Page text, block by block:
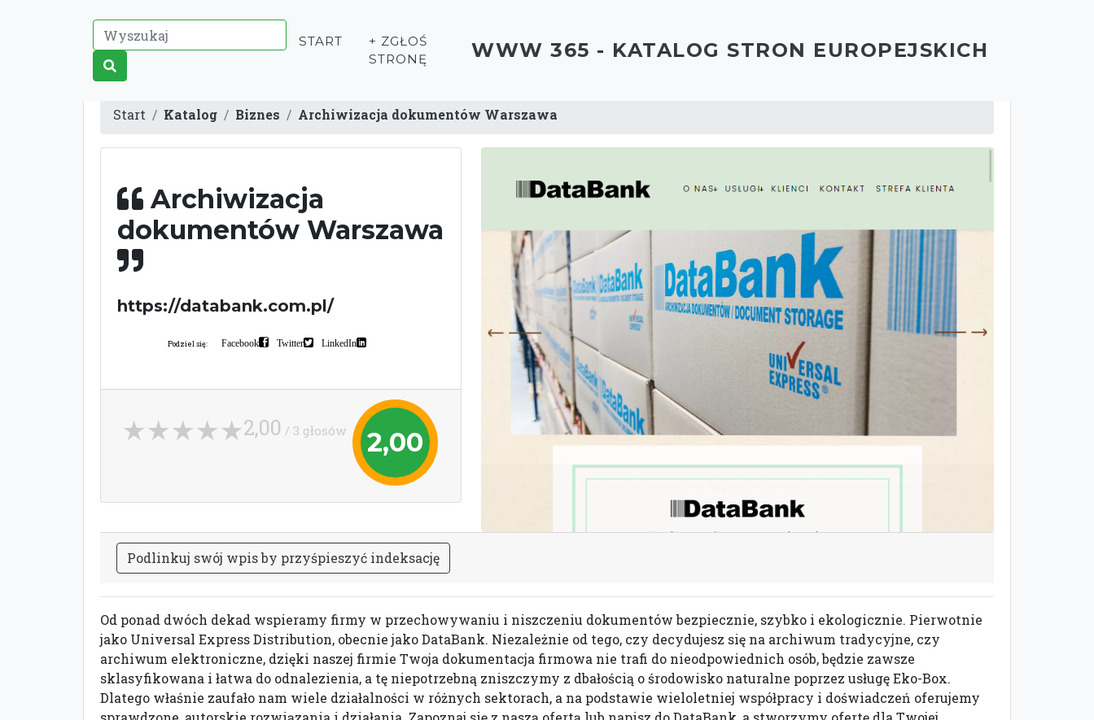
START
+ ZGŁOŚ
STRONĘ
WWW 365 - KATALOG STRON EUROPEJSKICH
Start Katalog Biznes Archiwizacja dokumentów Warszawa
Archiwizacja
dokumentów Warszawa
https://databank.com.pl/
Podziel się: Facebook Twitter LinkedIn
2,00
2,00 / 3 głosów
Podlinkuj swój wpisby przyśpieszyć indeksację
Od ponad dwóch dekad wspieramy firmy w przechowywaniu i niszczeniu dokumentów bezpiecznie, szybko i ekologicznie. Pierwotnie
jako Universal Express Distribution, obecnie jako DataBank. Niezależnie od tego, czy decydujesz się na archiwum tradycyjne, czy
archiwum elektroniczne, dzięki naszej firmie Twoja dokumentacja firmowa nie trafi do nieodpowiednich osób, będzie zawsze
sklasyfikowana i łatwa do odnalezienia, a tę niepotrzebną zniszczymy z dbałością o środowisko naturalne poprzez usługę Eko-Box.
Dlatego właśnie zaufało nam wiele działalności w różnych sektorach, a na podstawie wieloletniej współpracy i doświadczeń oferujemy